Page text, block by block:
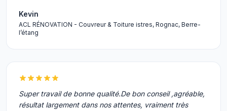
Kevin
ACL RÉNOVATION - Couvreur & Toiture istres, Rognac, Berre-
l’étang
Super travail de bonne qualité.De bon conseil ,agréable,
résultat largement dans nos attentes, vraiment très